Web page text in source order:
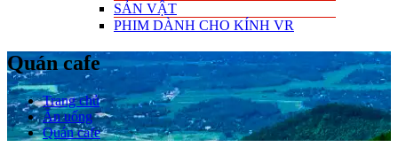
SẢN VẬT
PHIM DÀNH CHO KÍNH VR
Quán cafe
Trang chủ
Ăn uống
Quán cafe